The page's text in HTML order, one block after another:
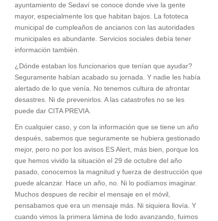
ayuntamiento de Sedaví se conoce donde vive la gente
mayor, especialmente los que habitan bajos. La fototeca
municipal de cumpleaños de ancianos con las autoridades
municipales es abundante. Servicios sociales debía tener
información también.
¿Dónde estaban los funcionarios que tenían que ayudar?
Seguramente habían acabado su jornada. Y nadie les había
alertado de lo que venía. No tenemos cultura de afrontar
desastres. Ni de prevenirlos. A las catastrofes no se les
puede dar CITA PREVIA.
En cualquier caso, y con la información que se tiene un año
después, sabemos que seguramente se hubiera gestionado
mejor, pero no por los avisos ES Alert, más bien, porque los
que hemos vivido la situación el 29 de octubre del año
pasado, conocemos la magnitud y fuerza de destrucción que
puede alcanzar. Hace un año, no. Ni lo podíamos imaginar.
Muchos despues de recibir el mensaje en el móvil,
pensabamos que era un mensaje más. Ni siquiera llovía. Y
cuando vimos la primera lámina de lodo avanzando, fuimos